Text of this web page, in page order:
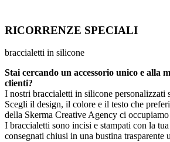
RICORRENZE SPECIALI
braccialetti in silicone
Stai cercando un accessorio unico e alla
clienti?
I nostri braccialetti in silicone personalizzati
Scegli il design, il colore e il testo che
della Skerma Creative Agency ci occupiamo
I braccialetti sono incisi e stampati con la
consegnati chiusi in una bustina trasparente